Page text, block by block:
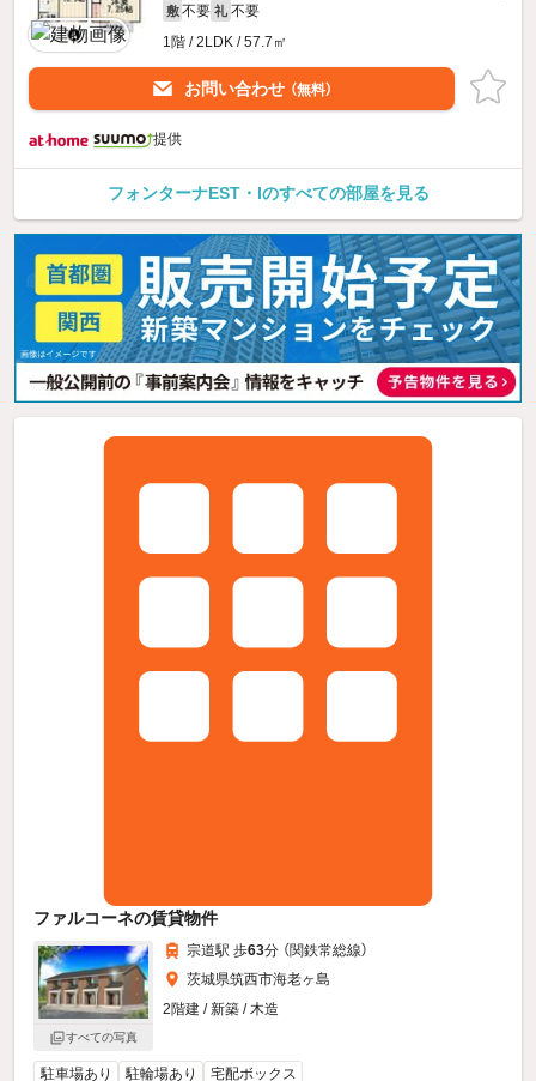
敷 不要 礼 不要
1階 / 2LDK / 57.7㎡
お問い合わせ （無料）
提供
フォンターナEST・Iのすべての部屋を見る
ファルコーネの賃貸物件
すべての写真
宗道駅 歩63分 （関鉄常総線）
茨城県筑西市海老ヶ島
2階建 / 新築 / 木造
駐車場あり 駐輪場あり 宅配ボックス